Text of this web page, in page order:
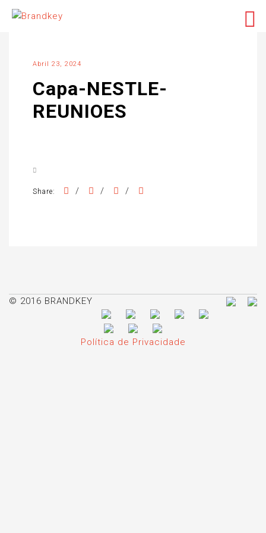
Abril 23, 2024
Capa-NESTLE-
REUNIOES
Share: / / /
© 2016 BRANDKEY
Política de Privacidade